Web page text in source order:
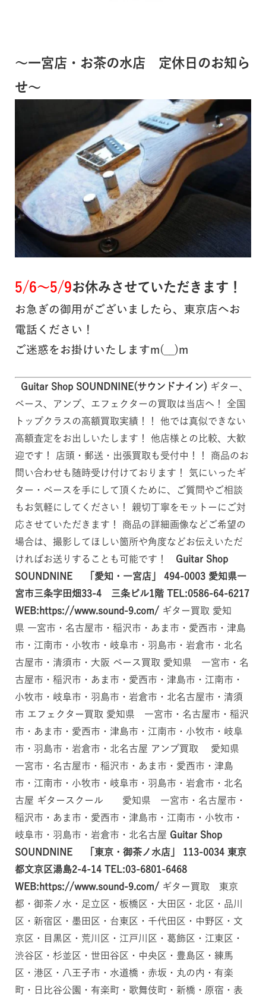
～一宮店・お茶の水店 定休日のお知ら
せ～
5/6～5/9お休みさせていただきます！
お急ぎの御用がございましたら、東京店へお
電話ください！
ご迷惑をお掛けいたしますm(__)m
Guitar Shop SOUNDNINE(サウンドナイン) ギター、
ベース、アンプ、エフェクターの買取は当店へ！ 全国
トップクラスの高額買取実績！！ 他では真似できない
高額査定をお出しいたします！ 他店様との比較、大歓
迎です！ 店頭・郵送・出張買取も受付中！！ 商品のお
問い合わせも随時受け付けております！ 気にいったギ
ター・ベースを手にして頂くために、ご質問やご相談
もお気軽にしてください！ 親切丁寧をモットーにご対
応させていただきます！ 商品の詳細画像などご希望の
場合は、撮影してほしい箇所や角度などお伝えいただ
ければお送りすることも可能です！ Guitar Shop
SOUNDNINE 「愛知・一宮店」
494-0003 愛知県一
宮市三条字田畑33-4 三条ビル1階 TEL:0586-64-6217
WEB:https://www.sound-9.com/ ギター買取 愛知
県 一宮市・名古屋市・稲沢市・あま市・愛西市・津島
市・江南市・小牧市・岐阜市・羽島市・岩倉市・北名
古屋市・清須市・大阪 ベース買取 愛知県 一宮市・名
古屋市・稲沢市・あま市・愛西市・津島市・江南市・
小牧市・岐阜市・羽島市・岩倉市・北名古屋市・清須
市 エフェクター買取 愛知県 一宮市・名古屋市・稲沢
市・あま市・愛西市・津島市・江南市・小牧市・岐阜
市・羽島市・岩倉市・北名古屋 アンプ買取 愛知県
一宮市・名古屋市・稲沢市・あま市・愛西市・津島
市・江南市・小牧市・岐阜市・羽島市・岩倉市・北名
古屋 ギタースクール 愛知県 一宮市・名古屋市・
稲沢市・あま市・愛西市・津島市・江南市・小牧市・
岐阜市・羽島市・岩倉市・北名古屋 Guitar Shop
SOUNDNINE 「東京・御茶ノ水店」
113-0034 東京
都文京区湯島2-4-14 TEL:03-6801-6468
WEB:https://www.sound-9.com/ ギター買取 東京
都・御茶ノ水・足立区・板橋区・大田区・北区・品川
区・新宿区・墨田区・台東区・千代田区・中野区・文
京区・目黒区・荒川区・江戸川区・葛飾区・江東区・
渋谷区・杉並区・世田谷区・中央区・豊島区・練馬
区・港区・八王子市・水道橋・赤坂・丸の内・有楽
町・日比谷公園・有楽町・歌舞伎町・新橋・原宿・表